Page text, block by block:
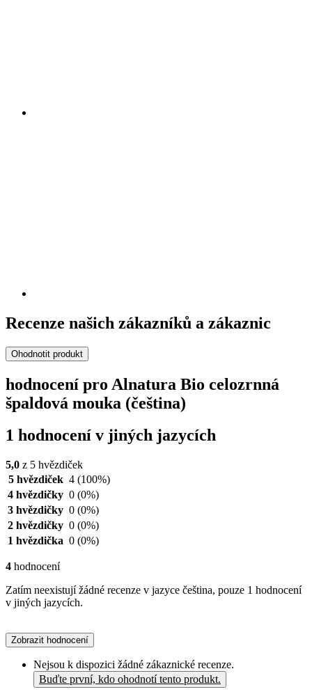
Recenze našich zákazníků a zákaznic
Ohodnotit produkt
hodnocení pro Alnatura Bio celozrnná
špaldová mouka (čeština)
1 hodnocení v jiných jazycích
5,0 z 5 hvězdiček
5 hvězdiček 4 (100%)
4 hvězdičky 0 (0%)
3 hvězdičky 0 (0%)
2 hvězdičky 0 (0%)
1 hvězdička 0 (0%)
4 hodnocení
Zatím neexistují žádné recenze v jazyce čeština, pouze 1 hodnocení
v jiných jazycích.
Zobrazit hodnocení
Nejsou k dispozici žádné zákaznické recenze.
Buďte první, kdo ohodnotí tento produkt.